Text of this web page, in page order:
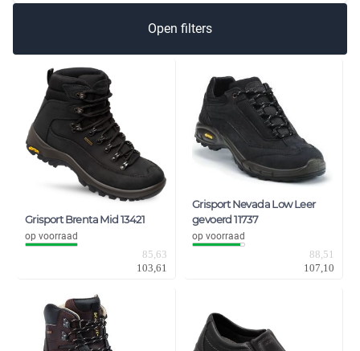
Open filters
Grisport Brenta Mid 13421
op voorraad
85,63
103,61
Grisport Nevada Low Leer
gevoerd 11737
op voorraad
88,51
107,10